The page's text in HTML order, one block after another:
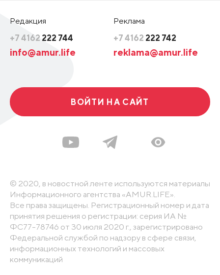
Редакция
+7 4162 222 744
info@amur.life
Реклама
+7 4162 222 742
reklama@amur.life
ВОЙТИ НА САЙТ
© 2020, в новостной ленте используются материалы
Информационного агентства «AMUR.LIFE».
Все права защищены. Регистрационный номер и дата
принятия решения о регистрации: серия ИА №
ФС77-78746 от 30 июля 2020 г., зарегистрировано
Федеральной службой по надзору в сфере связи,
информационных технологий и массовых
коммуникаций